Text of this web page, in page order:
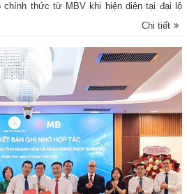
thức từ MBV khi hiện diện tại đại lộ
đồng hành cùng hạ tầng tài chính mới của
trình ý nghĩa chào mừng kỷ niệm 50 năm
Cổ phần Quân đội (MB) có mặt tại khu
Chi tiết